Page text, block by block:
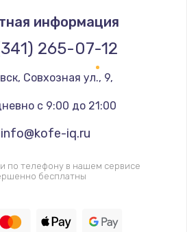
информация
265-07-12
, Совхозная ул., 9,
с 9:00 до 21:00
info@kofe-iq.ru
по телефону в нашем сервисе
бесплатны